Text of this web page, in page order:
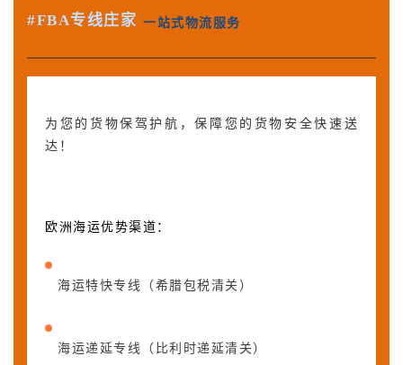
#FBA专线庄家 一站式物流服务
为您的货物保驾护航，保障您的货物安全快速送
达！
欧洲海运优势渠道：
海运特快专线（希腊包税清关）
海运递延专线（比利时递延清关）